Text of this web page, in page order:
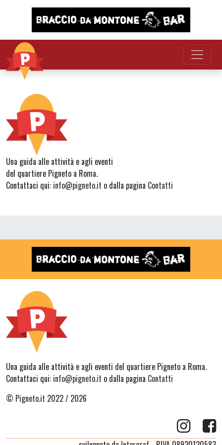
Vai al contenuto
Una guida alle attività e agli eventi
del quartiere Pigneto a Roma.
Contattaci qui: info@pigneto.it o dalla pagina Contatti
Una guida alle attività e agli eventi del quartiere Pigneto a Roma.
Contattaci qui: info@pigneto.it o dalla pagina Contatti
© Pigneto.it 2022 / 2026